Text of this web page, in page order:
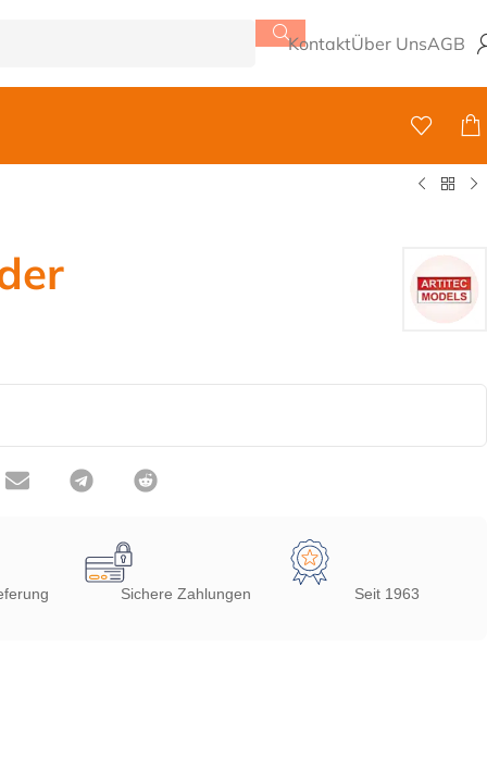
KontaktÜber UnsAGB
Sichere Zahlungen Seit 1963